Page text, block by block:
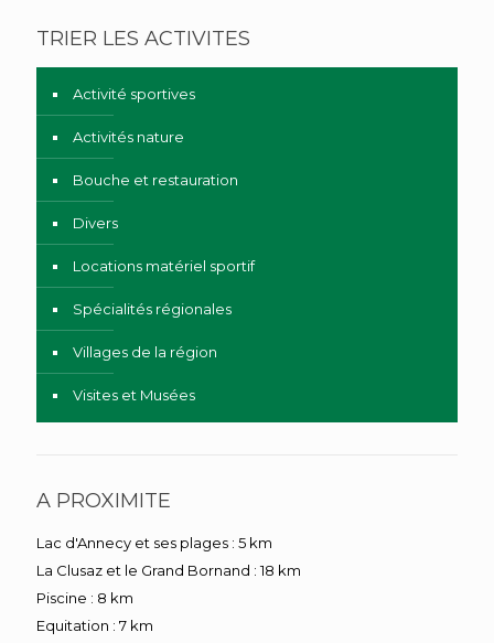
TRIER LES ACTIVITES
Activité sportives
Activités nature
Bouche et restauration
Divers
Locations matériel sportif
Spécialités régionales
Villages de la région
Visites et Musées
A PROXIMITE
Lac d'Annecy et ses plages : 5 km
La Clusaz et le Grand Bornand : 18 km
Piscine : 8 km
Equitation : 7 km